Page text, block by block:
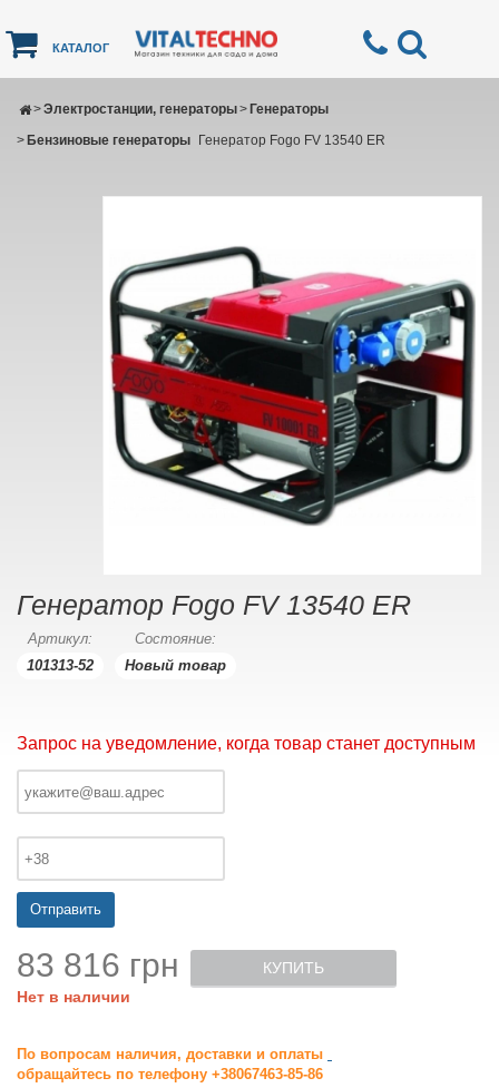
КАТАЛОГ
Электростанции, генераторы
> Генераторы
>
Бензиновые генераторы
> Генератор Fogo FV 13540 ER
Генератор Fogo FV 13540 ER
Артикул:
101313-52
Состояние:
Новый товар
Запрос на уведомление, когда товар станет доступным
Отправить
83 816 грн
Нет в наличии
КУПИТЬ
По вопросам наличия, доставки и оплаты
обращайтесь по телефону +38067463-85-86